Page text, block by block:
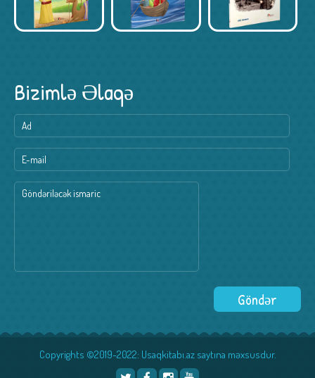
Bizimlə Əlaqə
Copyrights ©2019-2022: Usaqkitabı.az saytına məxsusdur.